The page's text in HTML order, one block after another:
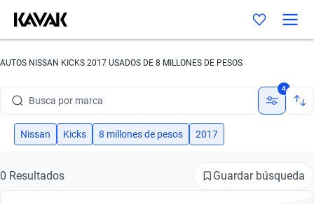
AUTOS NISSAN KICKS 2017 USADOS DE 8 MILLONES DE PESOS
Busca por marca
Busca por modelo
Busca por año
4
Nissan Kicks 8 millones de pesos 2017
0 Resultados Guardar búsqueda